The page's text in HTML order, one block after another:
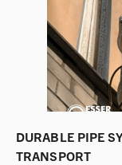
DURABLE PIPE
TRANSPORT